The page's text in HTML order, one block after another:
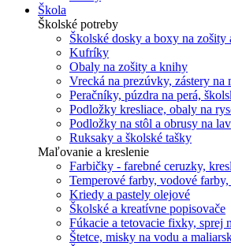
Škola
Školské potreby
Školské dosky a boxy na zošity
Kufríky
Obaly na zošity a knihy
Vrecká na prezúvky, zástery na
Peračníky, púzdra na perá,
Podložky kresliace, obaly na
Podložky na stôl a obrusy na
Ruksaky a školské tašky
Maľovanie a kreslenie
Farbičky - farebné ceruzky,
Temperové farby, vodové
Kriedy a pastely olejové
Školské a kreatívne popisovače
Fúkacie a tetovacie fixky, sprej
Štetce, misky na vodu a